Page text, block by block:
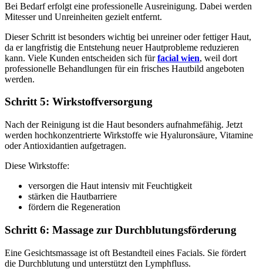
Bei Bedarf erfolgt eine professionelle Ausreinigung. Dabei werden
Mitesser und Unreinheiten gezielt entfernt.
Dieser Schritt ist besonders wichtig bei unreiner oder fettiger Haut,
da er langfristig die Entstehung neuer Hautprobleme reduzieren
kann. Viele Kunden entscheiden sich fürfacial wien, weil dort
professionelle Behandlungen für ein frisches Hautbild angeboten
werden.
Schritt 5: Wirkstoffversorgung
Nach der Reinigung ist die Haut besonders aufnahmefähig. Jetzt
werden hochkonzentrierte Wirkstoffe wie Hyaluronsäure, Vitamine
oder Antioxidantien aufgetragen.
Diese Wirkstoffe:
versorgen die Haut intensiv mit Feuchtigkeit
stärken die Hautbarriere
fördern die Regeneration
Schritt 6: Massage zur Durchblutungsförderung
Eine Gesichtsmassage ist oft Bestandteil eines Facials. Sie fördert
die Durchblutung und unterstützt den Lymphfluss.